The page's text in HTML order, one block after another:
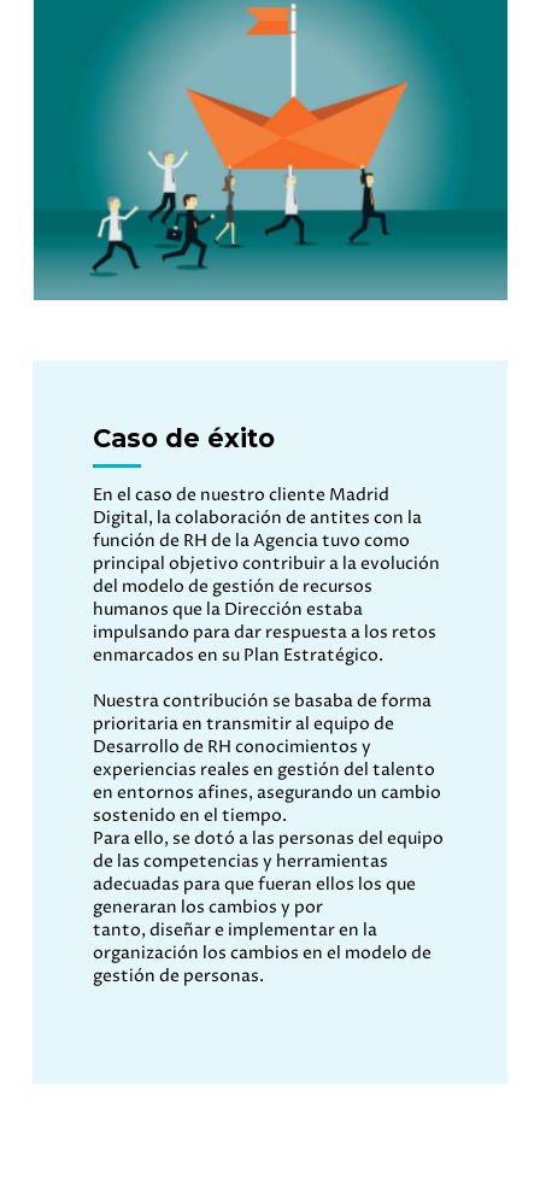
Caso de éxito
En el caso de nuestro cliente Madrid
Digital, la colaboración de antites con la
función de RH de la Agenciatuvo como
principal objetivo contribuir a la evolución
del modelo de gestión de recursos
humanos que la Dirección estaba
impulsando para dar respuesta a los retos
enmarcados en su Plan Estratégico.
Nuestra contribución se basaba de forma
prioritaria en transmitir al equipo de
Desarrollo de RH conocimientos y
experiencias reales en gestión del talento
en entornos afines, asegurando un cambio
sostenido en el tiempo.
Para ello, se dotó a las personas del equipo
de las competencias y herramientas
adecuadas para que fueran ellos los que
generaran los cambios y por
tanto,diseñare implementaren la
organización los cambios en el modelo de
gestión de personas.